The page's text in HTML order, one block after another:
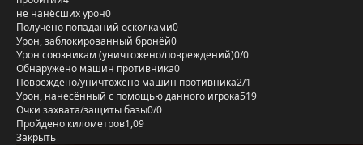
не нанёсших урон0
Получено попаданий осколками0
Урон, заблокированный бронёй0
Урон союзникам (уничтожено/повреждений)0/0
Обнаружено машин противника0
Повреждено/уничтожено машин противника2/1
Урон, нанесённый с помощью данного игрока519
Очки захвата/защиты базы0/0
Пройдено километров1,09
Закрыть